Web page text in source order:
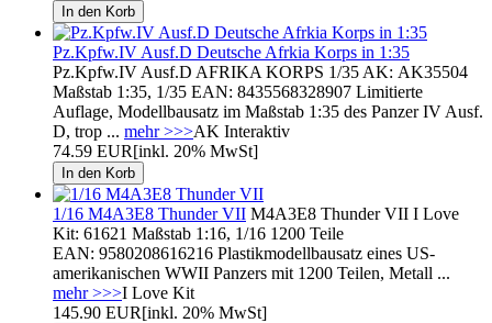
Pz.Kpfw.IV Ausf.D Deutsche Afrkia Korps in 1:35
Pz.Kpfw.IV Ausf.D AFRIKA KORPS 1/35 AK: AK35504
Maßstab 1:35, 1/35 EAN: 8435568328907 Limitierte
Auflage, Modellbausatz im Maßstab 1:35 des Panzer IV Ausf.
D, trop ... mehr >>>AK Interaktiv
74.59 EUR[inkl. 20% MwSt]
1/16 M4A3E8 Thunder VII M4A3E8 Thunder VII I Love
Kit: 61621 Maßstab 1:16, 1/16 1200 Teile
EAN: 9580208616216 Plastikmodellbausatz eines US-
amerikanischen WWII Panzers mit 1200 Teilen, Metall ...
mehr >>>I Love Kit
145.90 EUR[inkl. 20% MwSt]